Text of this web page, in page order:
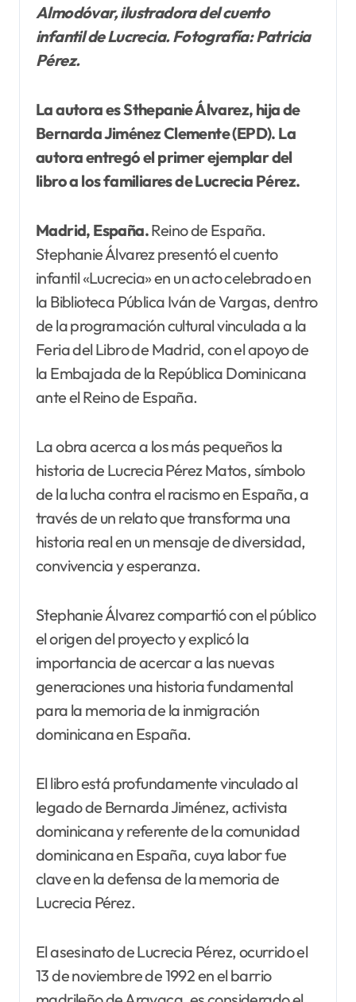
Almodóvar, ilustradora del cuento
infantil de Lucrecia. Fotografía: Patricia
Pérez.
La autora es Sthepanie Álvarez, hija de
Bernarda Jiménez Clemente (EPD). La
autora entregó el primer ejemplar del
libro a los familiares de Lucrecia Pérez.
Madrid, España.Reino de España.
Stephanie Álvarez presentó el cuento
infantil «Lucrecia» en un acto celebrado en
la Biblioteca Pública Iván de Vargas, dentro
de la programación cultural vinculada a la
Feria del Libro de Madrid, con el apoyo de
la Embajada de la República Dominicana
ante el Reino de España.
La obra acerca a los más pequeños la
historia de Lucrecia Pérez Matos, símbolo
de la lucha contra el racismo en España, a
través de un relato que transforma una
historia real en un mensaje de diversidad,
convivencia y esperanza.
Stephanie Álvarez compartió con el público
el origen del proyecto y explicó la
importancia de acercar a las nuevas
generaciones una historia fundamental
para la memoria de la inmigración
dominicana en España.
El libro está profundamente vinculado al
legado de Bernarda Jiménez, activista
dominicana y referente de la comunidad
dominicana en España, cuya labor fue
clave en la defensa de la memoria de
Lucrecia Pérez.
El asesinato de Lucrecia Pérez, ocurrido el
13 de noviembre de 1992 en el barrio